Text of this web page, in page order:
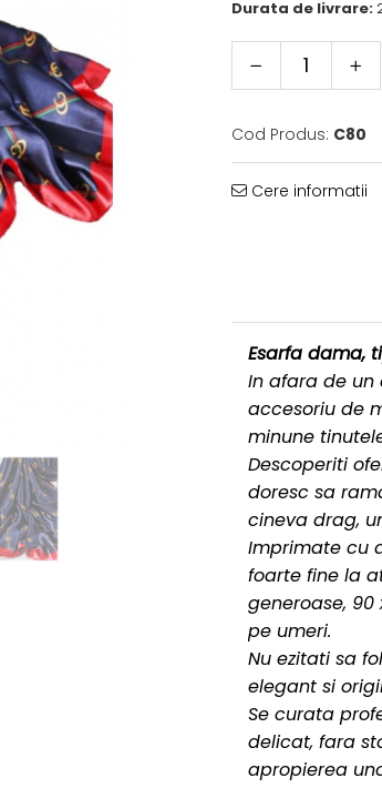
Durata de livrare:
Cod Produs: C80
Cere informatii
Esarfa dama,
In afara de un
accesoriu de
minune
Descoperiti
doresc sa ram
cineva drag,
Imprimate cu
foarte fine la
generoase,
pe umeri.
Nu ezitati sa
elegant si
Se curata
delicat, fara
apropierea